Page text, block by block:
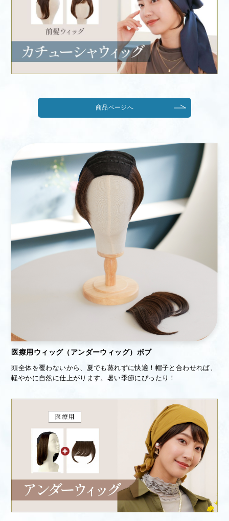
商品ページへ
医療用ウィッグ（アンダーウィッグ）ボブ
頭全体を覆わないから、夏でも蒸れずに快適！帽子と合わせれば、
軽やかに自然に仕上がります。暑い季節にぴったり！